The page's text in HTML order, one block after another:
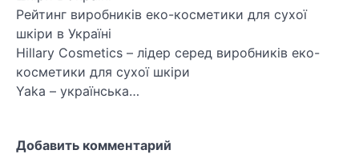
Рейтинг виробників еко-косметики для сухої
шкіри в Україні
Hillary Cosmetics – лідер серед виробників еко-
косметики для сухої шкіри
Yaka – українська…
Добавить комментарий